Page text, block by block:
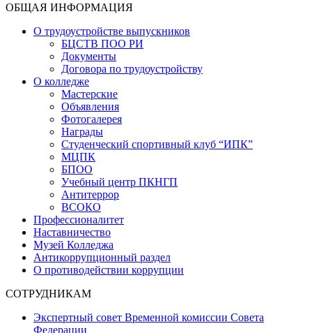
ОБЩАЯ ИНФОРМАЦИЯ
О трудоустройстве выпускников
БЦСТВ ПОО РИ
Документы
Договора по трудоустройству
О колледже
Мастерские
Объявления
Фотогалерея
Награды
Студенческий спортивный клуб “ИПК”
МЦПК
БПОО
Учебный центр ПКНГП
Антитеррор
ВСОКО
Профессионалитет
Наставничество
Музей Колледжа
Антикоррупционный раздел
О противодействии коррупции
СОТРУДНИКАМ
Экспертный совет Временной комиссии Совета
Федерации